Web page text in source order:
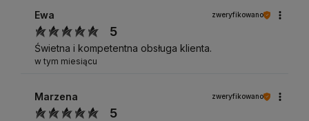
Ewa zweryfikowano
5
Świetna i kompetentna obsługa klienta.
w tym miesiącu
Marzena zweryfikowano
5